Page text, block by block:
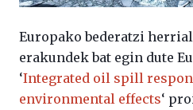
Europako bederatzi
erakundek bat egin dute
‘Integrated oil spill
environmental effects‘